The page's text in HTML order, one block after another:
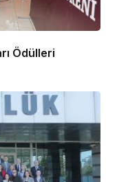
Ödülleri